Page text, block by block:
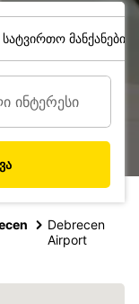
სატვირთო მანქანები
Debrecen
Airport